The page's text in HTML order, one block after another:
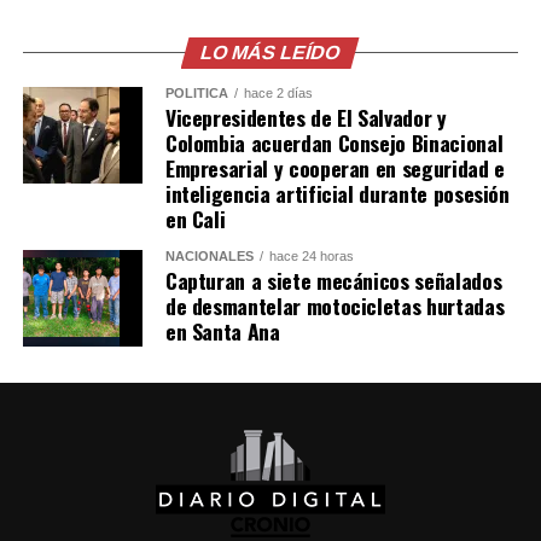
millones de dólares para Pemex al cierre del segundo
trimestre, cifra que representa un incremento del 20 %
en comparación con el mismo período de 2025.
Como antecedente, recordaron que una toma
clandestina en un ducto de Pemex provocó una
explosión en 2019, en el estado de Hidalgo, dejando un
saldo de 137 personas fallecidas.
Comparte esto:
LO MÁS LEÍDO
POLÍTICA hace 2 días
Vicepresidentes de El Salvador y
Colombia acuerdan Consejo Binacional
Empresarial y cooperan en seguridad e
inteligencia artificial durante posesión
en Cali
NACIONALES hace 24 horas
Capturan a siete mecánicos señalados
de desmantelar motocicletas hurtadas
en Santa Ana